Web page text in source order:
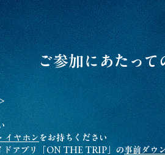
ご参加にあたって
イヤホン をお持ちください
ドアプリ「ON THE TRIP」の事前ダウ